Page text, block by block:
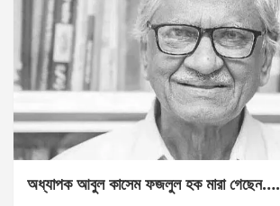
অধ্যাপক আবুল কাসেম ফজলুল হক মারা গেছেন….